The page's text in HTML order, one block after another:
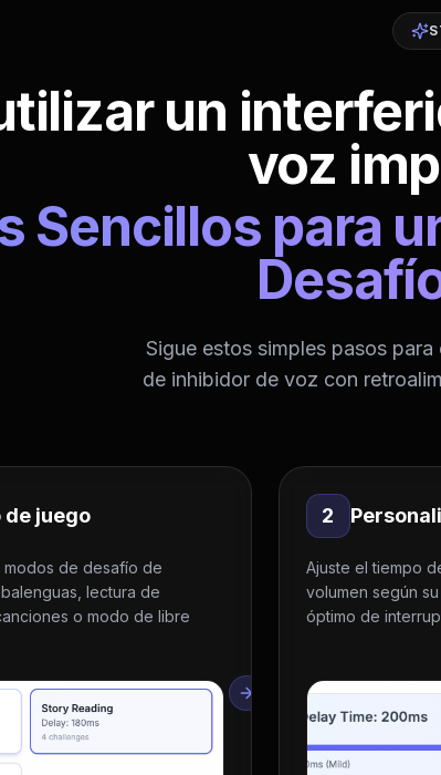
un
voz
Sencillos para
Sigue estos simples pasos
de inhibidor de voz con
de juego
de desafío de
lectura de
o modo de libre
2
Ajuste el tiempo
volumen según
óptimo de